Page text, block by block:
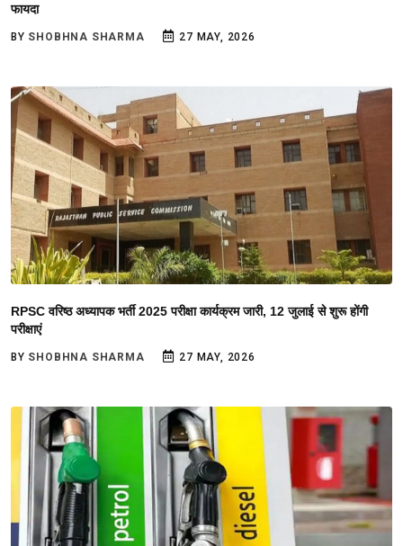
फायदा
BY SHOBHNA SHARMA 27 MAY, 2026
RPSC वरिष्ठ अध्यापक भर्ती 2025 परीक्षा कार्यक्रम जारी, 12 जुलाई से शुरू होंगी
परीक्षाएं
BY SHOBHNA SHARMA 27 MAY, 2026